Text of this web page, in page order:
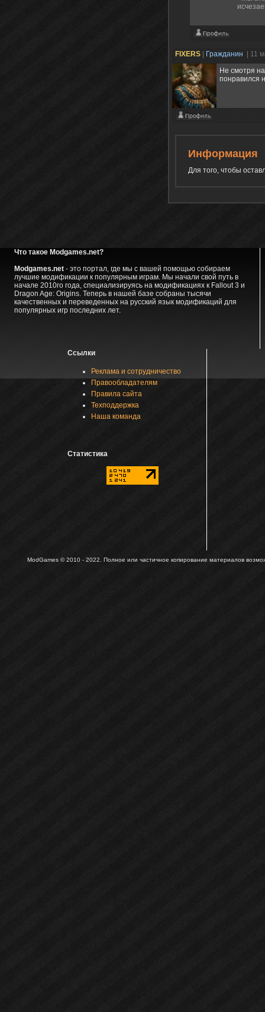
FIXERS Гражданин
| 11
Не смотря
понравился
Информация
Для того, чтобы
Что такое Modgames.net?
Modgames.net- это портал, где мы с вашей помощью собираем
лучшие модификации к популярным играм. Мы начали свой путь в
начале 2010го года, специализируясь на модификациях к Fallout 3 и
Dragon Age: Origins. Теперь в нашей базе собраны тысячи
качественных и переведенных на русский язык модификаций для
популярных игр последних лет.
Ссылки
Реклама и сотрудничество
Правообладателям
Правила сайта
Техподдержка
Наша команда
Статистика
ModGames © 2010 - 2022. Полное или частичное копирование материалов